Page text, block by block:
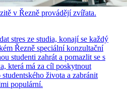
v Řezně provádějí zvířata.
stres ze studia, konají se každý
Řezně speciální konzultační
studenti zahrát a pomazlit se s
která má za cíl poskytnout
života a zabránit
populární.